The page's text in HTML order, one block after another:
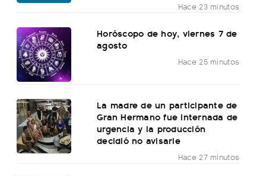
Hace 23 minutos
Horóscopo de hoy, viernes 7 de
agosto
Hace 25 minutos
La madre de un participante de
Gran Hermano fue internada de
urgencia y la producción
decidió no avisarle
Hace 27 minutos